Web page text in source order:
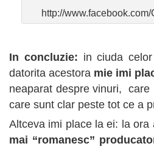
http://
In concluzie: in ciuda
datorita acestora mie imi
neaparat despre vinuri,
care sunt clar peste tot ce a
Altceva imi place la ei: la
mai “romanesc”